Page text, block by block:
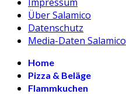
Über Salamico
Datenschutz
Media-Daten Salamico
Home
Pizza & Beläge
Flammkuchen